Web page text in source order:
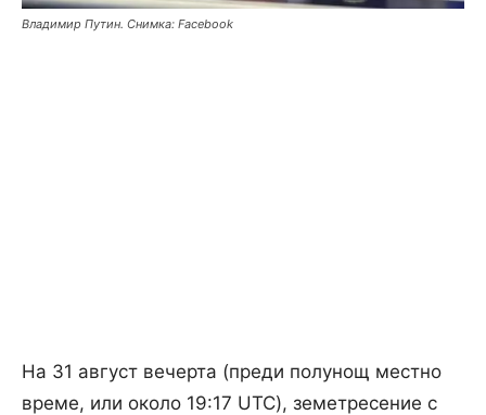
Владимир Путин. Снимка: Facebook
На 31 август вечерта (преди полунощ местно
време, или около 19:17 UTC), земетресение с